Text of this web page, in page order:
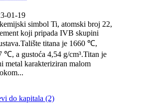
01-19
simbol Ti, atomski broj 22,
koji pripada IVB skupini
titana je 1660 ℃,
℃, a gustoća 4,54 g/cm³.Titan je
metal karakteriziran malom